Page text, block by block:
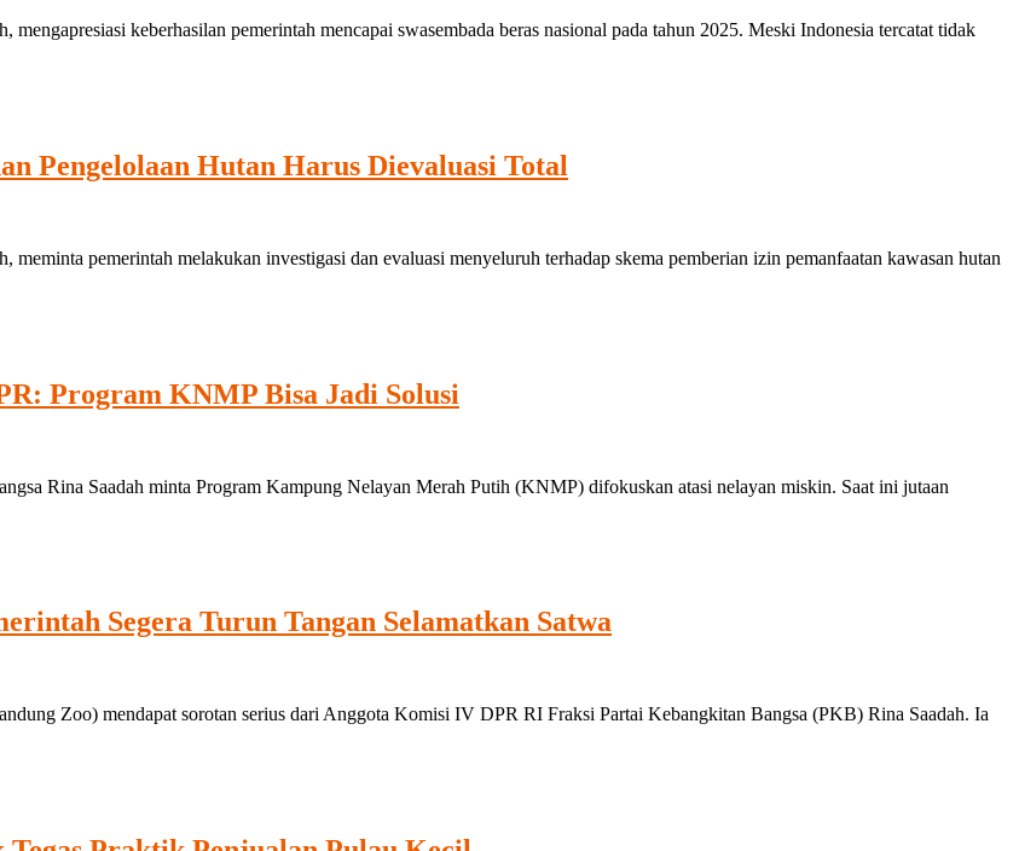
keberhasilan pemerintah mencapai swasembada beras nasional pada tahun 2025. Meski Indonesia tercatat tidak
Pengelolaan Hutan Harus Dievaluasi Total
pemerintah melakukan investigasi dan evaluasi menyeluruh terhadap skema pemberian izin pemanfaatan kawasan hutan
Program KNMP Bisa Jadi Solusi
Rina Saadah minta Program Kampung Nelayan Merah Putih (KNMP) difokuskan atasi nelayan miskin. Saat ini jutaan
Segera Turun Tangan Selamatkan Satwa
Zoo) mendapat sorotan serius dari Anggota Komisi IV DPR RI Fraksi Partai Kebangkitan Bangsa (PKB) Rina Saadah. Ia